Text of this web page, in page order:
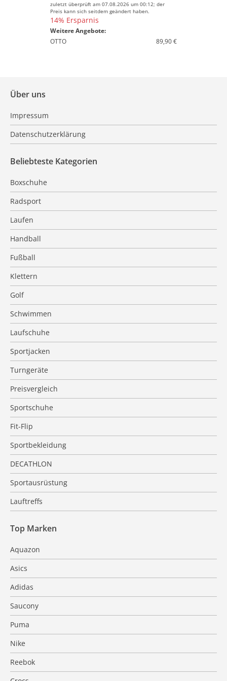
zuletzt überprüft am 07.08.2026 um 00:12; der
Preis kann sich seitdem geändert haben.
14% Ersparnis
Weitere Angebote:
OTTO
89,90 €
Über uns
Impressum
Datenschutzerklärung
Beliebteste Kategorien
Boxschuhe
Radsport
Laufen
Handball
Fußball
Klettern
Golf
Schwimmen
Laufschuhe
Sportjacken
Turngeräte
Preisvergleich
Sportschuhe
Fit-Flip
Sportbekleidung
DECATHLON
Sportausrüstung
Lauftreffs
Top Marken
Aquazon
Asics
Adidas
Saucony
Puma
Nike
Reebok